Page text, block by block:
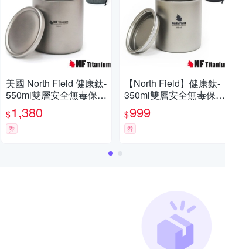
美國 North Field 健康鈦-
550ml雙層安全無毒保溫
保冰附蓋純鈦杯_TK-91
109
$1,380
券
【North Field】健康鈦-
350ml雙層安全無毒保溫
保冰附蓋純鈦杯(僅115
g).登山露營咖啡杯_NF-
007R
$999
券